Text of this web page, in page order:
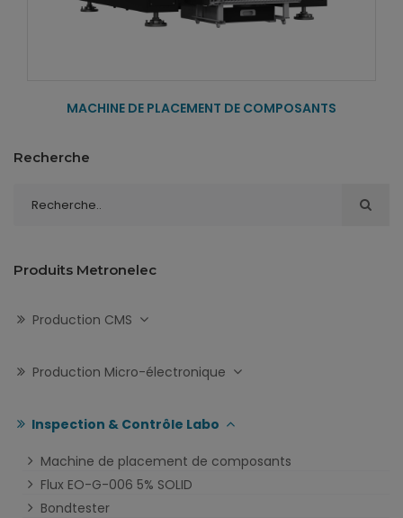
MACHINE DE PLACEMENT DE COMPOSANTS
Recherche
Produits Metronelec
Production CMS
Production Micro-électronique
Inspection & Contrôle Labo
Machine de placement de composants
Flux EO-G-006 5% SOLID
Bondtester